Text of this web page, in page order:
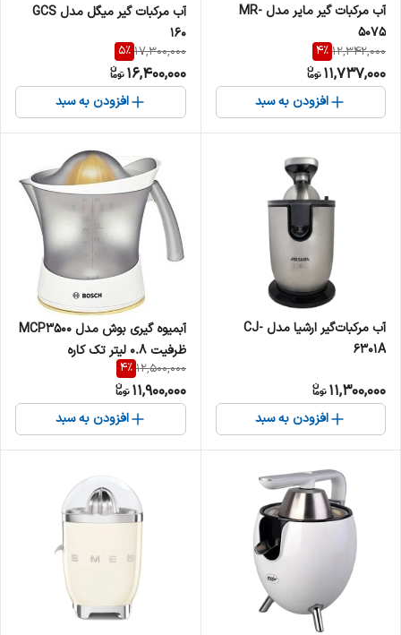
آب مرکبات گیر مایر مدل MR-
5075
12,342,000
4%
11,737,000
افزودن به سبد
آب مرکبات گیر میگل مدل GCS
160
17,300,000
5%
16,400,000
افزودن به سبد
آب مرکبات‌گیر ارشیا مدل CJ-
6301A
11,300,000
افزودن به سبد
آبمیوه گیری بوش مدل MCP3500
ظرفیت ۰.۸ لیتر تک کاره
12,500,000
4%
11,900,000
افزودن به سبد